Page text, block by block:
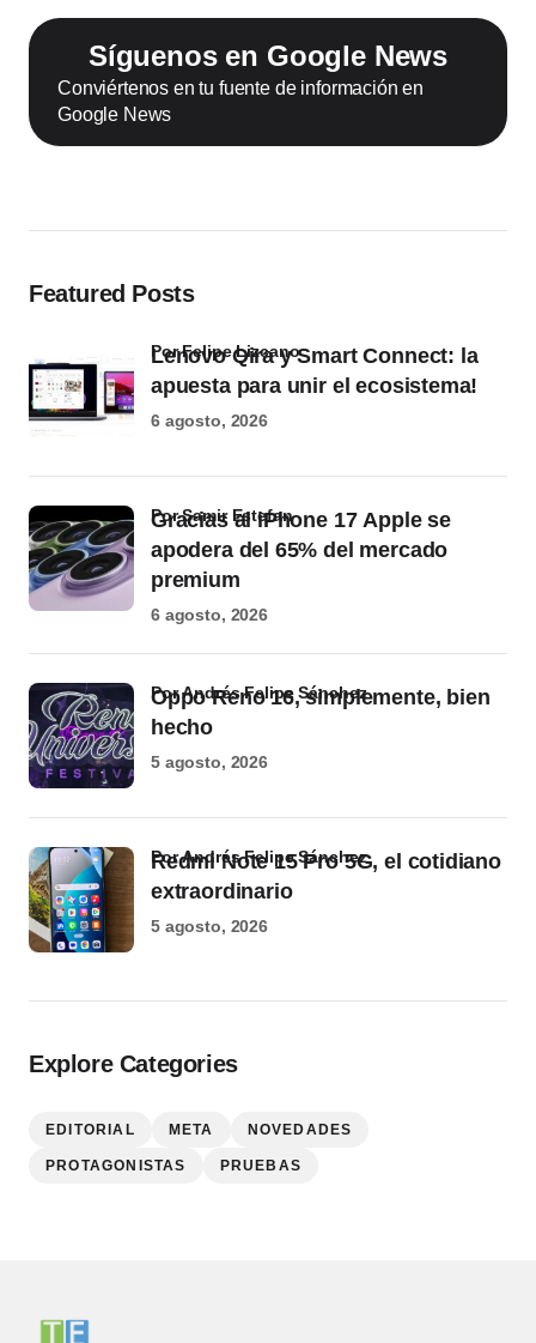
Síguenos en Google News
Conviértenos en tu fuente de información en
Google News
Featured Posts
Lenovo Qira y Smart Connect: la
apuesta para unir el ecosistema!
por Felipe Lizcano
6 agosto, 2026
Gracias al iPhone 17 Apple se
apodera del 65% del mercado
premium
por Samir Estefan
6 agosto, 2026
Oppo Reno 16, simplemente, bien
hecho
por Andrés Felipe Sánchez
5 agosto, 2026
Redmi Note 15 Pro 5G, el cotidiano
extraordinario
por Andrés Felipe Sánchez
5 agosto, 2026
Explore Categories
EDITORIAL META NOVEDADES
PROTAGONISTAS PRUEBAS